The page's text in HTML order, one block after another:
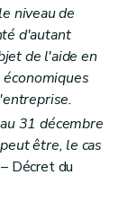
niveau de
d'autant
de l'aide en
31 décembre
être, le cas
– Décret du